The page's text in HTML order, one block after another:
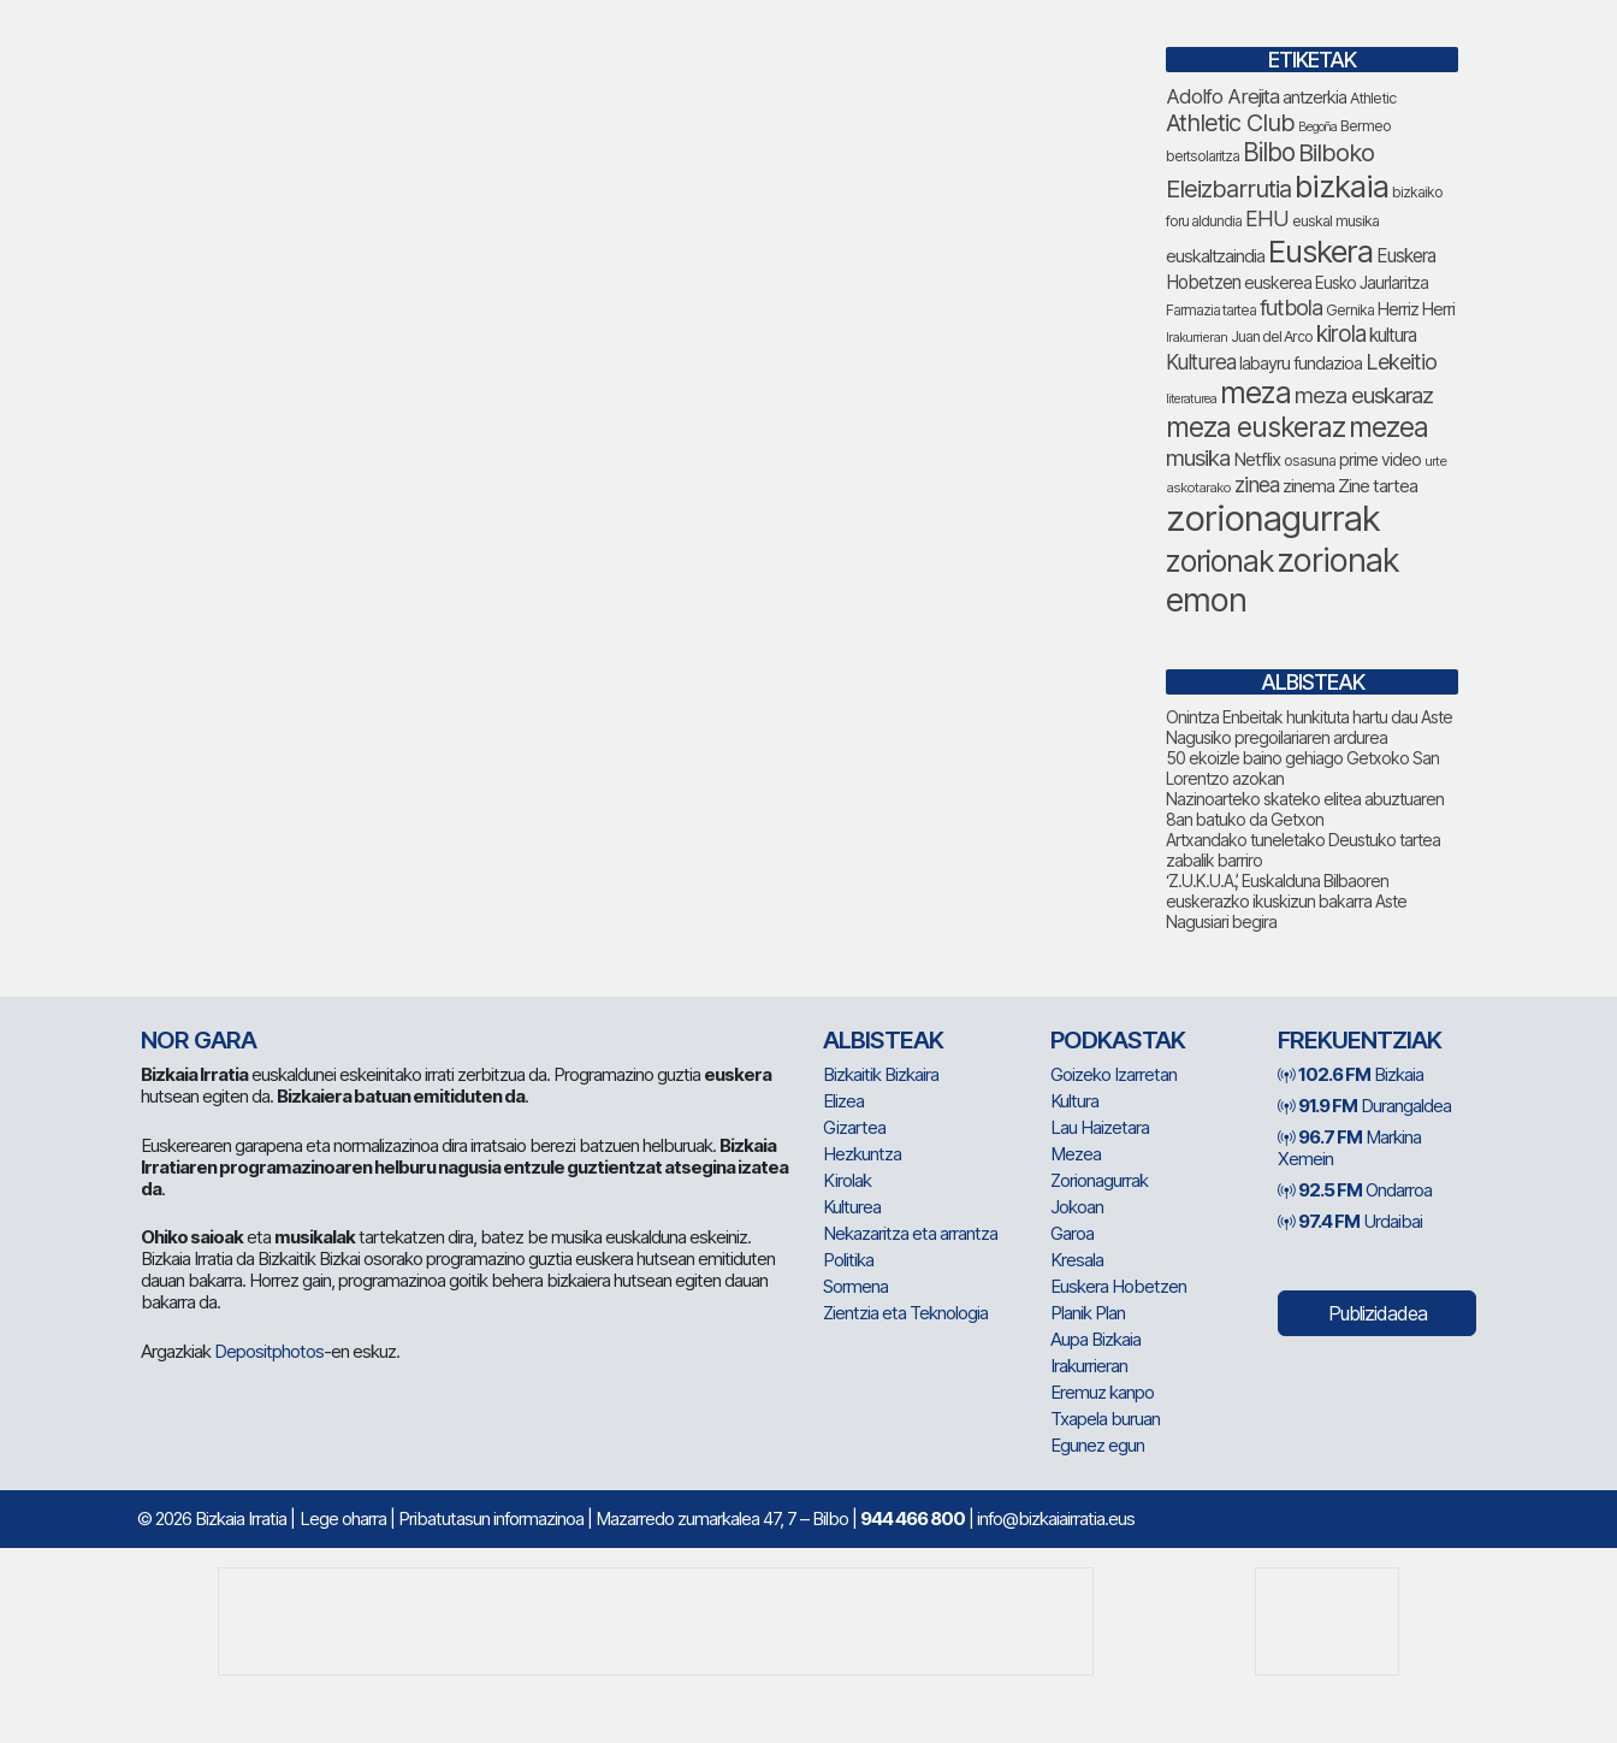
ETIKETAK
Adolfo Arejitaantzerkia Athletic
Athletic Club Begoña Bermeo
bertsolaritza Bilbo Bilboko
Eleizbarrutia bizkaia bizkaiko
foru aldundia EHU euskal musika
euskaltzaindia Euskera Euskera
Hobetzeneuskerea Eusko Jaurlaritza
Farmazia tartea futbola Gernika Herriz Herri
Irakurrieran Juan del Arco kirola kultura
Kulturealabayru fundazioa Lekeitio
literaturea meza meza euskaraz
meza euskerazmezea
musika Netflix osasuna prime video urte
askotarako zinea zinema Zine tartea
zorionagurrak
zorionakzorionak
emon
ALBISTEAK
Onintza Enbeitak hunkituta hartu dau Aste
Nagusiko pregoilariaren ardurea
50 ekoizle baino gehiago Getxoko San
Lorentzo azokan
Nazinoarteko skateko elitea abuztuaren
8an batuko da Getxon
Artxandako tuneletako Deustuko tartea
zabalik barriro
‘Z.U.K.U.A.’, Euskalduna Bilbaoren
euskerazko ikuskizun bakarra Aste
Nagusiari begira
NOR GARA
Bizkaia Irratiaeuskaldunei eskeinitako irrati zerbitzua da. Programazino guztia euskera
hutsean egiten da. Bizkaiera batuan emitiduten da.
Euskerearen garapena eta normalizazinoa dira irratsaio berezi batzuen helburuak. Bizkaia
Irratiaren programazinoaren helburu nagusia entzule guztientzat atsegina izatea
da.
Ohiko saioaketa musikalaktartekatzen dira, batez be musika euskalduna eskeiniz.
Bizkaia Irratia da Bizkaitik Bizkai osorako programazino guztia euskera hutsean emitiduten
dauan bakarra. Horrez gain, programazinoa goitik behera bizkaiera hutsean egiten dauan
bakarra da.
ArgazkiakDepositphotos-en eskuz.
ALBISTEAK
Bizkaitik Bizkaira
Elizea
Gizartea
Hezkuntza
Kirolak
Kulturea
Nekazaritza eta arrantza
Politika
Sormena
Zientzia eta Teknologia
PODKASTAK
Goizeko Izarretan
Kultura
Lau Haizetara
Mezea
Zorionagurrak
Jokoan
Garoa
Kresala
Euskera Hobetzen
Planik Plan
Aupa Bizkaia
Irakurrieran
Eremuz kanpo
Txapela buruan
Egunez egun
FREKUENTZIAK
102.6 FM Bizkaia
91.9 FM Durangaldea
96.7 FM Markina
Xemein
92.5 FMOndarroa
97.4 FM Urdaibai
Publizidadea
© 2026 Bizkaia Irratia Lege oharra Pribatutasun informazinoa | Mazarredo zumarkalea 47, 7 – Bilbo | 944 466 800 | info@bizkaiairratia.eus